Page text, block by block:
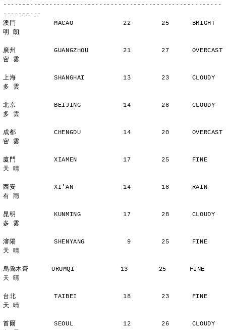
---------------------------------------------------------
----------
澳門          MACAO             22        25      BRIGHT
明 朗
廣州          GUANGZHOU         21        27      OVERCAST
密 雲
上海          SHANGHAI          13        23      CLOUDY
多 雲
北京          BEIJING           14        28      CLOUDY
多 雲
成都          CHENGDU           14        20      OVERCAST
密 雲
廈門          XIAMEN            17        25      FINE
天 晴
西安          XI'AN             14        18      RAIN
有 雨
昆明          KUNMING           17        28      CLOUDY
多 雲
瀋陽          SHENYANG           9        25      FINE
天 晴
烏魯木齊      URUMQI            13        25      FINE
天 晴
台北          TAIBEI            18        23      FINE
天 晴
首爾          SEOUL             12        26      CLOUDY